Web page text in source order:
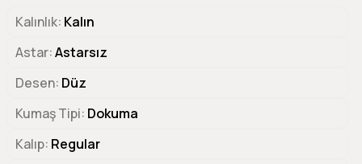
Kalınlık Kalın
Astar Astarsız
Desen Düz
Kumaş Tipi Dokuma
Kalıp Regular